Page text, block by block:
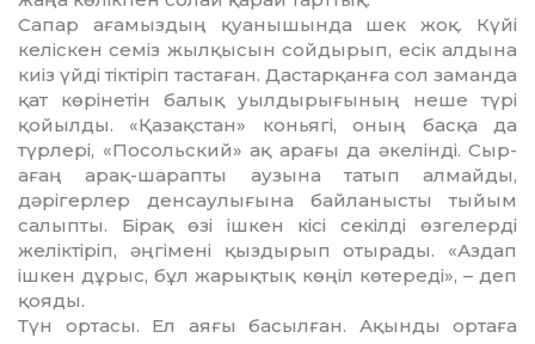
Сапар ағамыздың қуанышында шек жоқ. Күйі
келіскен семіз жыл­қы­сын сойдырып, есік алдына
киіз үйді тіктіріп тастаған. Дастарқанға сол заманда
қат көрінетін балық уылдырығының неше түрі
қойыл­ды. «Қазақстан» коньягі, оның басқа да
түрлері, «Посольский» ақ арағы да әкелінді. Сыр-
ағаң арақ-шарапты аузына татып алмайды,
дәрігерлер денсаулығына байла­ныс­ты тыйым
салыпты. Бірақ өзі ішкен кісі секілді өзгелерді
желік­тіріп, әңгімені қыздырып отырады. «Аздап
ішкен дұрыс, бұл жарықтық көңіл көтереді», – деп
қояды.
Түн ортасы. Ел аяғы басылған. Ақынды ортаға